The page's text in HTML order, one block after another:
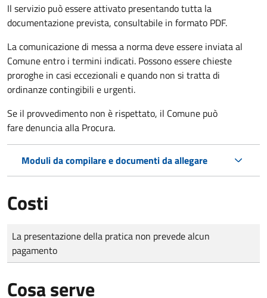
Il servizio può essere attivato presentando tutta la
documentazione prevista, consultabile in formato PDF.
La comunicazione di messa a norma deve essere inviata al
Comune entro i termini indicati. Possono essere chieste
proroghe in casi eccezionali e quando non si tratta di
ordinanze contingibili e urgenti.
Se il provvedimento non è rispettato, il Comune può
fare denuncia alla Procura.
Moduli da compilare e documenti da allegare
Costi
Tipo di pagamento
Importo
La presentazione della pratica non prevede alcun
pagamento
Cosa serve